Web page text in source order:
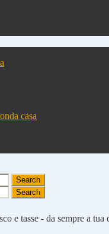
casa
e tasse - da sempre a tua